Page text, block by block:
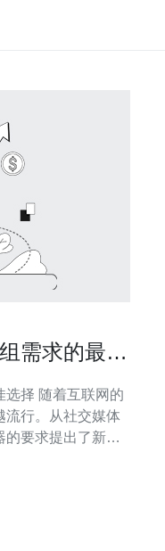
需求的最佳
网的
流行。从社交媒体
的要求提出了新的